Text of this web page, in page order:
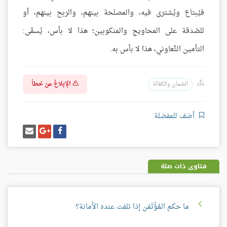
فيُبتاع ويُشترى فيه، والمصلحة بينهم، والربح بينهم، أو
للصّدقة على المحاويج والمنكوبين؛ هذا لا بأس، يُسمَّى:
التأمين التَّعاوني، هذا لا بأس به.
الضمان والكفالة الإبلاغ عن خطأ
أضف للمفضلة
شارك
على
فيسبوك
شارك
على
غوغل
بلس
إرسل
إيميل
فتاوى ذات صلة
ما حكم المُؤْتَمَن إذا تلفت عنده الأمانة؟